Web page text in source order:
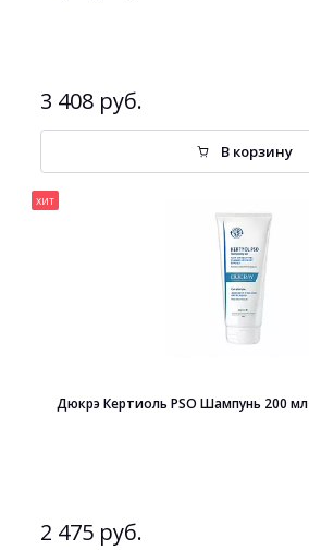
3 408 руб.
В корзину
хит
Дюкрэ Кертиоль PSO Шампунь 200 мл
2 475 руб.